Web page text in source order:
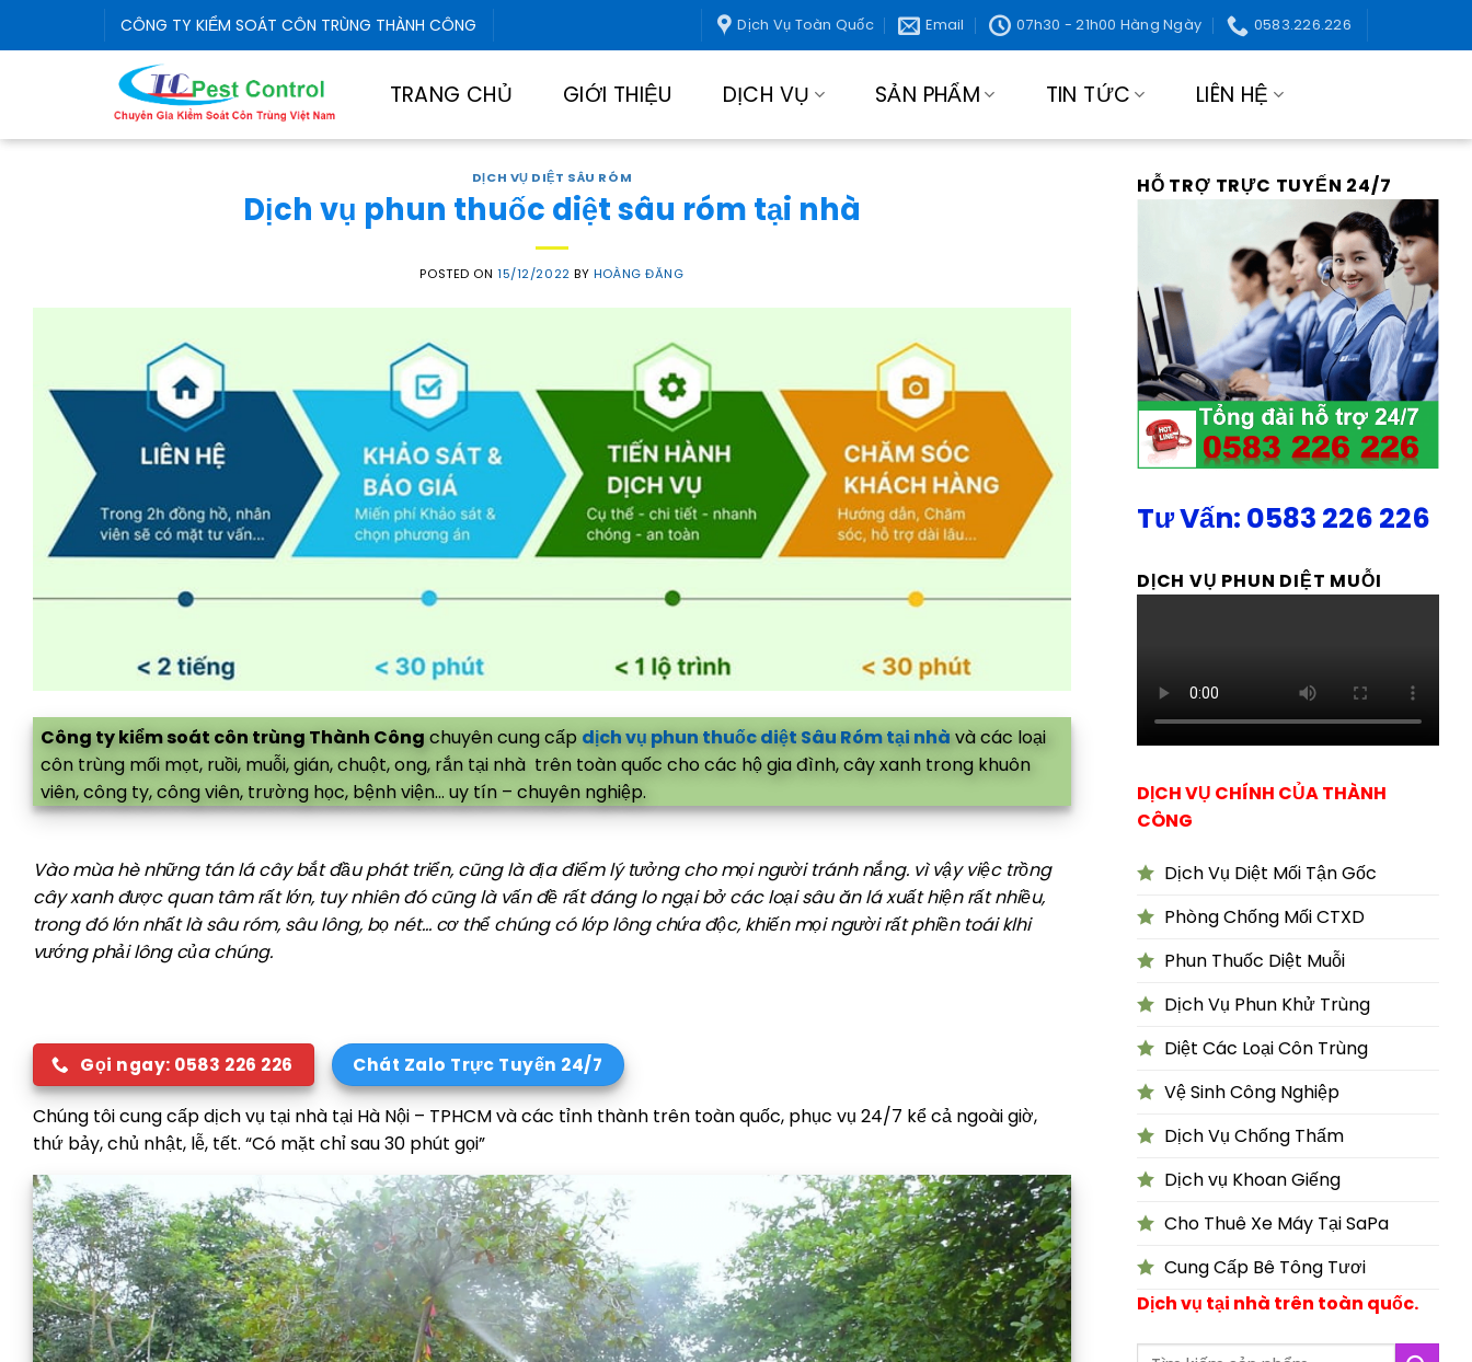
CÔNG TY KIỂM SOÁT CÔN TRÙNG THÀNH CÔNG Dịch Vụ Toàn Quốc Email 07h30 - 21h00 Hàng Ngày 0583.226.226
TRANG CHỦ GIỚI THIỆU DỊCH VỤ SẢN PHẨM TIN TỨC LIÊN HỆ
DỊCH VỤ DIỆT SÂU RÓM
Dịch vụ phun thuốc diệt sâu róm tại nhà
POSTED ON15/12/2022 BY HOÀNG ĐĂNG
Công ty kiểm soát côn trùng Thành Côngchuyên cung cấp dịch vụ phun thuốc diệt Sâu Róm tại nhà và các loại
côn trùng mối mọt, ruồi, muỗi, gián, chuột, ong, rắn tại nhà trên toàn quốc cho các hộ gia đình, cây xanh trong khuôn
viên, công ty, công viên, trường học, bệnh viện… uy tín – chuyên nghiệp.
Vào mùa hè những tán lá cây bắt đầu phát triển, cũng là địa điểm lý tưởng cho mọi người tránh nắng. vì vậy việc trồng
cây xanh được quan tâm rất lớn, tuy nhiên đó cũng là vấn đề rất đáng lo ngại bở các loại sâu ăn lá xuất hiện rất nhiều,
trong đó lớn nhất là sâu róm, sâu lông, bọ nét… cơ thể chúng có lớp lông chứa độc, khiến mọi người rất phiền toái klhi
vướng phải lông của chúng.
Gọi ngay: 0583 226 226 Chát Zalo Trực Tuyến 24/7
Chúng tôi cung cấp dịch vụ tại nhà tại Hà Nội – TPHCM và các tỉnh thành trên toàn quốc, phục vụ 24/7 kể cả ngoài giờ,
thứ bảy, chủ nhật, lễ, tết. “Có mặt chỉ sau 30 phút gọi”
HỖ TRỢ TRỰC TUYẾN 24/7
Tư Vấn: 0583 226 226
DỊCH VỤ PHUN DIỆT MUỖI
DỊCH VỤ CHÍNH CỦA THÀNH
CÔNG
Dịch Vụ Diệt Mối Tận Gốc
Phòng Chống Mối CTXD
Phun Thuốc Diệt Muỗi
Dịch Vụ Phun Khử Trùng
Diệt Các Loại Côn Trùng
Vệ Sinh Công Nghiệp
Dịch Vụ Chống Thấm
Dịch vụ Khoan Giếng
Cho Thuê Xe Máy Tại SaPa
Cung Cấp Bê Tông Tươi
Dịch vụ tại nhà trên toàn quốc.